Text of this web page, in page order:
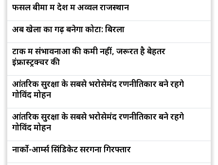
फसल बीमा में देश में अव्वल राजस्थान
अब खेलों का गढ़ बनेगा कोटा: बिरला
टोंक में संभावनाओं की कमी नहीं, जरूरत है बेहतर
इंफ्रास्ट्रक्चर की
आंतरिक सुरक्षा के सबसे भरोसेमंद रणनीतिकार बने रहेंगे
गोविंद मोहन
आंतरिक सुरक्षा के सबसे भरोसेमंद रणनीतिकार बने रहेंगे
गोविंद मोहन
नार्को-आर्म्स सिंडिकेट सरगना गिरफ्तार